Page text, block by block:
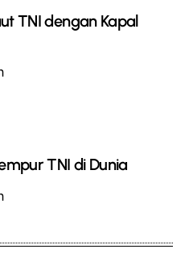
TNI dengan Kapal
TNI di Dunia